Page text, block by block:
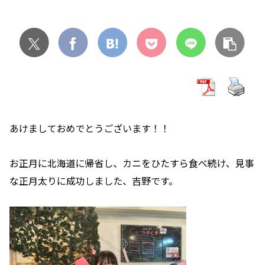
あけましておめでとうございます！！
お正月に北海道に帰省し、カニをひたすら食べ続け、見事
な正月太りに成功しました、吉野です。